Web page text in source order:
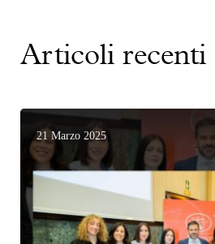
Articoli recenti
21 Marzo 2025